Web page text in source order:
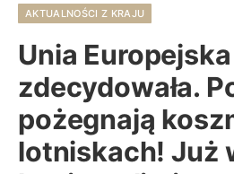
AKTUALNOŚCI Z KRAJU
Unia Europejska
zdecydowała.
pożegnają
lotniskach! Już